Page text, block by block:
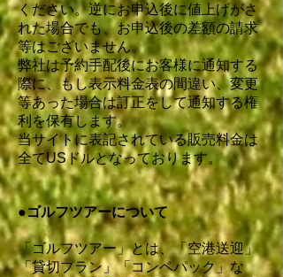
ください。逆にお申込後に値上げがさ
れた場合でも、お申込後の差額の請求
等はございません。
弊社は予約手配後にお客様に通知する
際に、もし表示料金表の間違い、変更
等あった場合は訂正をして通知する権
利を保有します。
当サイトに表記されている販売料金は
全てUSドルとなっております。
●ゴルフツアーについて
「ゴルフツアー」とは、「空港送迎」
「貸切プラン」「コンペパック」な